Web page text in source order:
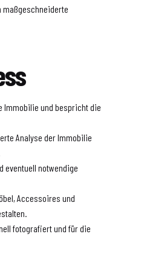
maßgeschneiderte
Immobilie und bespricht die
Analyse der Immobilie
eventuell notwendige
Accessoires und
fotografiert und für die